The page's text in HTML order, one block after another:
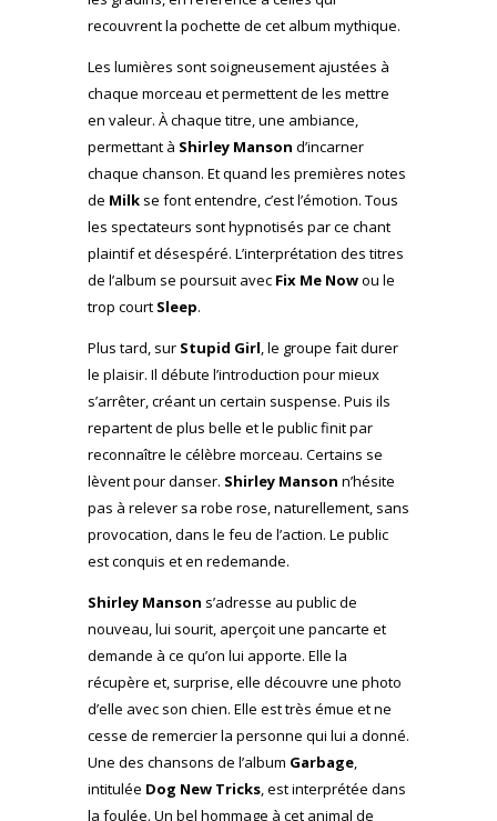
recouvrent la pochette de cet album mythique.
Les lumières sont soigneusement ajustées à
chaque morceau et permettent de les mettre
en valeur. À chaque titre, une ambiance,
permettant à Shirley Manson d’incarner
chaque chanson. Et quand les premières notes
de Milk se font entendre, c’est l’émotion. Tous
les spectateurs sont hypnotisés par ce chant
plaintif et désespéré. L’interprétation des titres
de l’album se poursuit avec Fix Me Nowou le
trop court Sleep.
Plus tard, sur Stupid Girl, le groupe fait durer
le plaisir. Il débute l’introduction pour mieux
s’arrêter, créant un certain suspense. Puis ils
repartent de plus belle et le public finit par
reconnaître le célèbre morceau. Certains se
lèvent pour danser. Shirley Manson n’hésite
pas à relever sa robe rose, naturellement, sans
provocation, dans le feu de l’action. Le public
est conquis et en redemande.
Shirley Manson s’adresse au public de
nouveau, lui sourit, aperçoit une pancarte et
demande à ce qu’on lui apporte. Elle la
récupère et, surprise, elle découvre une photo
d’elle avec son chien. Elle est très émue et ne
cesse de remercier la personne qui lui a donné.
Une des chansons de l’album Garbage,
intitulée Dog New Tricks, est interprétée dans
la foulée. Un bel hommage à cet animal de